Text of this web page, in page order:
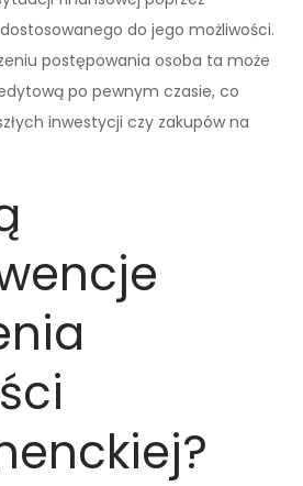
do jego możliwości.
postępowania osoba ta może
po pewnym czasie, co
inwestycji czy zakupów na